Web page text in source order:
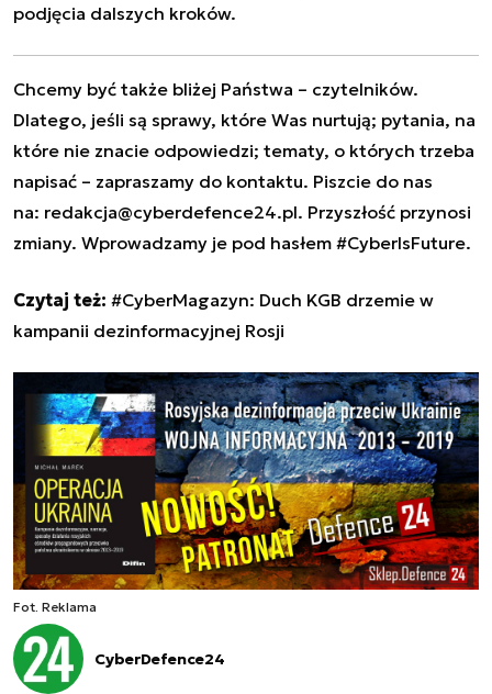
podjęcia dalszych kroków.
Chcemy być także bliżej Państwa – czytelników.
Dlatego, jeśli są sprawy, które Was nurtują; pytania, na
które nie znacie odpowiedzi; tematy, o których trzeba
napisać – zapraszamy do kontaktu. Piszcie do nas
na: redakcja@cyberdefence24.pl. Przyszłość przynosi
zmiany. Wprowadzamy je pod hasłem #CyberIsFuture.
Czytaj też: #CyberMagazyn: Duch KGB drzemie w
kampanii dezinformacyjnej Rosji
Fot. Reklama
CyberDefence24